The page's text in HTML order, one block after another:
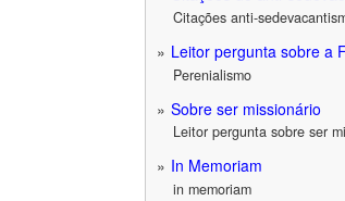
Citações anti-
Leitor pergunta sobre a
Perenialismo
Sobre ser missionário
Leitor pergunta sobre ser
In Memoriam
in memoriam